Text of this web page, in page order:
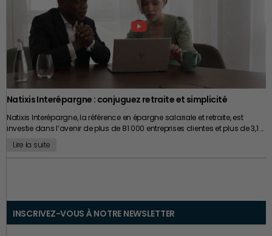
l’opérationnel. Car au fond, la véritable compétence stratégique n’est
peut-être plus simplement de savoir diriger une entreprise. Elle réside
désormais dans la capacité à continuer d’apprendre alors même que
l’on est déjà censé savoir.
Natixis Interépargne : conjuguez retraite et simplicité
Natixis Interépargne, la référence en épargne salariale et retraite, est
investie dans l’avenir de plus de 81 000 entreprises clientes et plus de 3,1 …
Lire la suite
INSCRIVEZ-VOUS À NOTRE NEWSLETTER